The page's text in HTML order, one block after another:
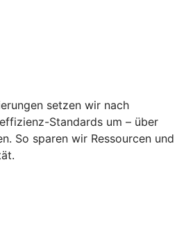
setzen wir nach
Standards um – über
So sparen wir Ressourcen und